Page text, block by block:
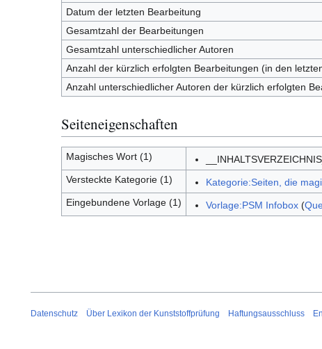
Datum der letzten Bearbeitung
Gesamtzahl der Bearbeitungen
Gesamtzahl unterschiedlicher Autoren
Anzahl der kürzlich erfolgten Bearbeitungen (in den
Anzahl unterschiedlicher Autoren der kürzlich erfolgten
Seiteneigenschaften
Magisches Wort (1)
Versteckte Kategorie (1)
Kategorie:Seiten, die
Eingebundene Vorlage (1)
Vorlage:PSM Infobox(
Datenschutz Über Lexikon der Kunststoffprüfung Haftungsausschluss